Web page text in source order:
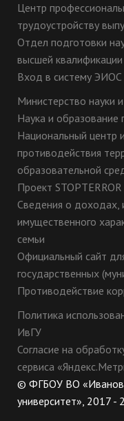
Центр
трудоустройству
Отдел подготовки
высшей квалификации
Вход в систему ЭИОС
Министерство науки
Наука и образование
Национальный центр
противодействия
образовательной
Проект STOPTERROR
Сведения о доходах,
имущественного
семьи
Официальный сайт
государственных
Противодействие
Политика
ИвГУ
Согласие на
сервиса
© ФГБОУ ВО
университет», 2017 -